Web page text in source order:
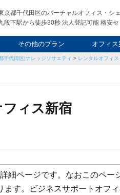
京都千代田区のバーチャルオフィス・シ
段下駅から徒歩30秒 法人登記可能 格安
その他のプラン
レンタルオフィス
ナイト&ウィークエンド
貸し会議室
オフィス
千代田区|ナレッジソサエティ > レンタルオフィス
ィス新宿
細ページです。なおこのペ
ます。ビジネスサポートオフ